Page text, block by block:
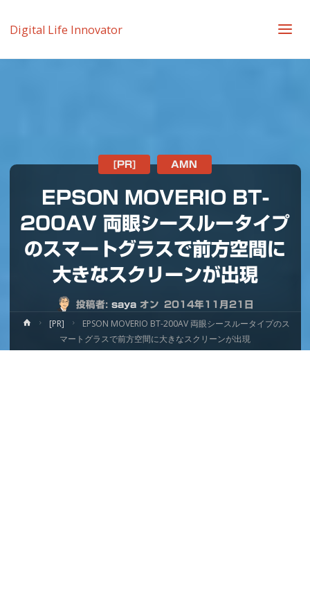
Digital Life Innovator
EPSON MOVERIO BT-
200AV 両眼シースルータイプ
のスマートグラスで前方空間に
大きなスクリーンが出現
投稿者: saya オン 2014年11月21日
[PR] AMN
ホ
ム
[PR]
EPSON MOVERIO BT-200AV 両眼シースルータイプのス
マートグラスで前方空間に大きなスクリーンが出現